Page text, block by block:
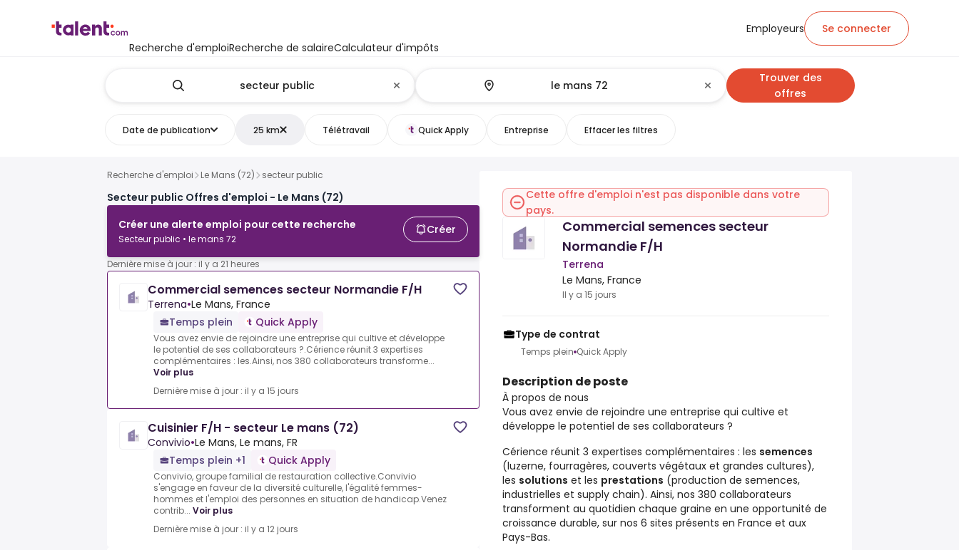
Recherche d'emploiRecherche de salaireCalculateur d'impôts
Employeurs Se connecter
Trouver des
offres
Date de publication 25 km Télétravail Quick Apply Entreprise Effacer les filtres
Recherche d'emploi Le Mans (72) secteur public
Secteur public Offres d'emploi - Le Mans (72)
Créer une alerte emploi pour cette recherche
Secteur public • le mans 72
Créer
Dernière mise à jour : il y a 21 heures
Commercial semences secteur Normandie F/H
Terrena•Le Mans, France
Temps plein
Quick Apply
Vous avez envie de rejoindre une entreprise qui cultive et développe
le potentiel de ses collaborateurs ?.Cérience réunit 3 expertises
complémentaires : les.Ainsi, nos 380 collaborateurs transforme...
Voir plus
Dernière mise à jour : il y a 15 jours
Cuisinier F/H - secteur Le mans (72)
Convivio•Le Mans, Le mans, FR
Temps plein +1
Quick Apply
Convivio, groupe familial de restauration collective.Convivio
s'engage en faveur de la diversité culturelle, l'égalité femmes-
hommes et l'emploi des personnes en situation de handicap.Venez
contrib... Voir plus
Dernière mise à jour : il y a 12 jours
Cette offre d'emploi n'est pas disponible dans votre
pays.
Commercial semences secteur
Normandie F/H
Terrena
Le Mans, France
Il y a 15 jours
Type de contrat
Temps plein Quick Apply
Description de poste
À propos de nous
Vous avez envie de rejoindre une entreprise qui cultive et
développe le potentiel de ses collaborateurs ?
Cérience réunit 3 expertises complémentaires : les semences
(luzerne, fourragères, couverts végétaux et grandes cultures),
les solutions et les prestations (production de semences,
industrielles et supply chain). Ainsi, nos 380 collaborateurs
transforment au quotidien chaque graine en une opportunité de
croissance durable, sur nos 6 sites présents en France et aux
Pays-Bas.